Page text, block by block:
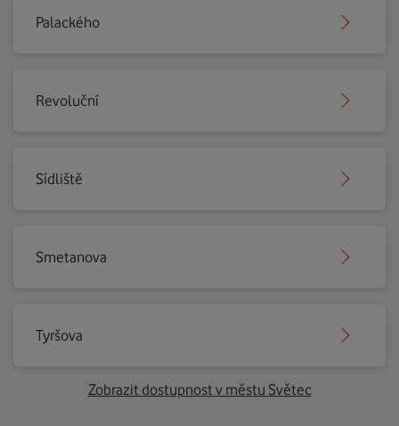
Palackého
Revoluční
Sídliště
Smetanova
Tyršova
Zobrazit dostupnost v městu Světec